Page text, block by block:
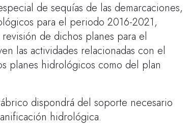
de sequías de las demarcaciones,
para el periodo 2016-2021,
de dichos planes para el
las actividades relacionadas con el
planes hidrológicos como del plan
dispondrá del soporte necesario
hidrológica.